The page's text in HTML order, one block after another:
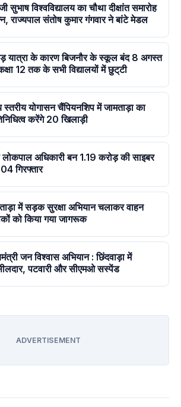
सुभाष विश्वविद्यालय का चौथा दीक्षांत समारोह
राज्यपाल संतोष कुमार गंगवार ने बांटे मेडल
यात्रा के कारण बिजनौर के स्कूल बंद 8 अगस्त
12 तक के सभी विद्यालयों में छुट्‌टी
स्तरीय योगासन चैंपियनशिप में जामताड़ा का
करेंगे 20 खिलाड़ी
लोकपाल अधिकारी बन 1.19 करोड़ की साइबर
गिरफ्तार
में सड़क सुरक्षा अभियान चलाकर वाहन
को किया गया जागरूक
जन विश्वास अभियान : छिंदवाड़ा में
पटवारी और सीएमओ सस्पेंड
ADVERTISEMENT